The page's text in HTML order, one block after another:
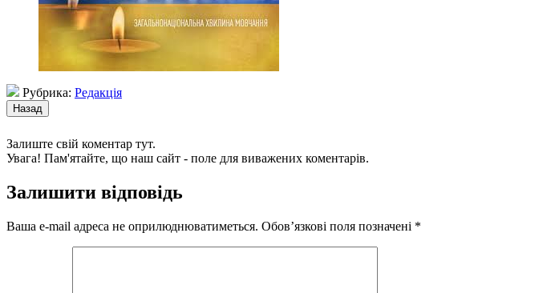
Рубрика: Редакція
Залиште свій коментар тут.
Увага! Пам'ятайте, що наш сайт - поле для виважених коментарів.
Залишити відповідь
Ваша e-mail адреса не оприлюднюватиметься. Обов’язкові поля позначені *